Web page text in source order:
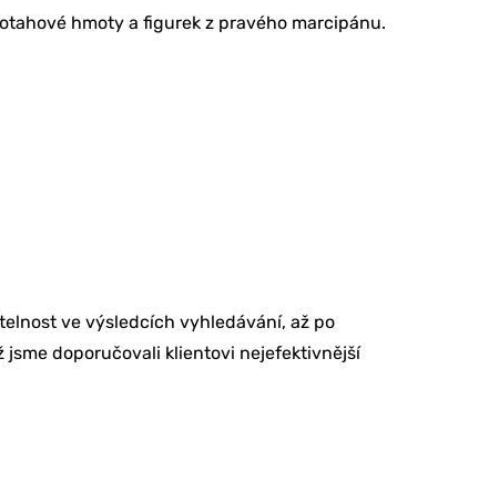
hmoty a figurek z pravého marcipánu.
ve výsledcích vyhledávání, až po
doporučovali klientovi nejefektivnější